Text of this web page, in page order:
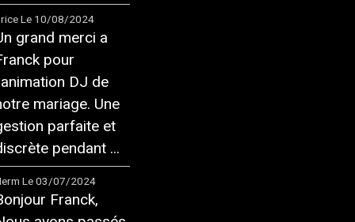
Le 10/08/2024
grand merci a
pour
DJ de
mariage. Une
parfaite et
pendant ...
Le 03/07/2024
Franck,